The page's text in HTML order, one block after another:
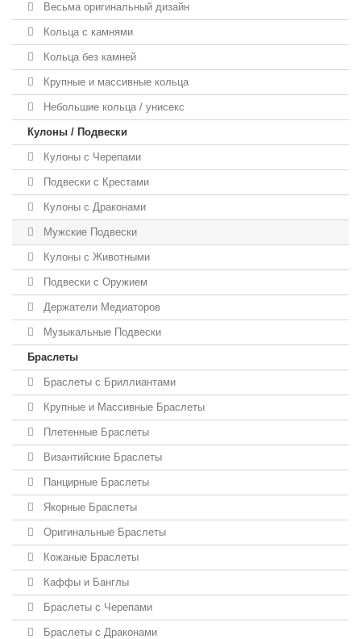
Весьма оригинальный дизайн
Кольца с камнями
Кольца без камней
Крупные и массивные кольца
Небольшие кольца / унисекс
Кулоны / Подвески
Кулоны с Черепами
Подвески с Крестами
Кулоны с Драконами
Мужские Подвески
Кулоны с Животными
Подвески с Оружием
Держатели Медиаторов
Музыкальные Подвески
Браслеты
Браслеты с Бриллиантами
Крупные и Массивные Браслеты
Плетенные Браслеты
Византийские Браслеты
Панцирные Браслеты
Якорные Браслеты
Оригинальные Браслеты
Кожаные Браслеты
Каффы и Банглы
Браслеты с Черепами
Браслеты с Драконами